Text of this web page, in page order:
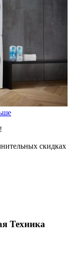
скидках
Техника